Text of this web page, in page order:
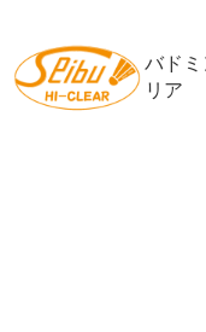
を
ス
バド
リア